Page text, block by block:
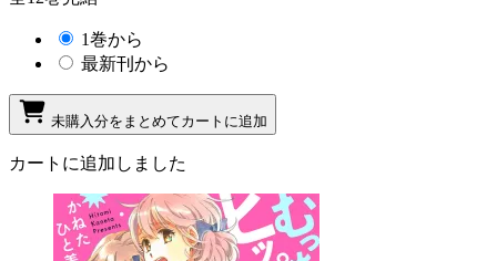
1巻から
最新刊から
未購入分をまとめてカートに追加
カートに追加しました